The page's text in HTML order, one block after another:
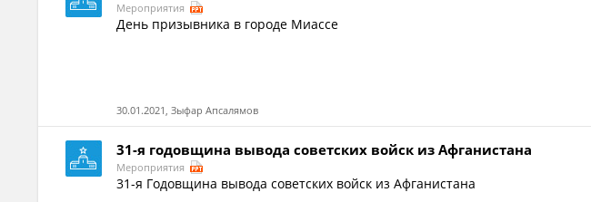
Мероприятия
День призывника в городе Миассе
30.01.2021, Зыфар Апсалямов
31-я годовщина вывода советских войск из Афганистана
Мероприятия
31-я Годовщина вывода советских войск из Афганистана